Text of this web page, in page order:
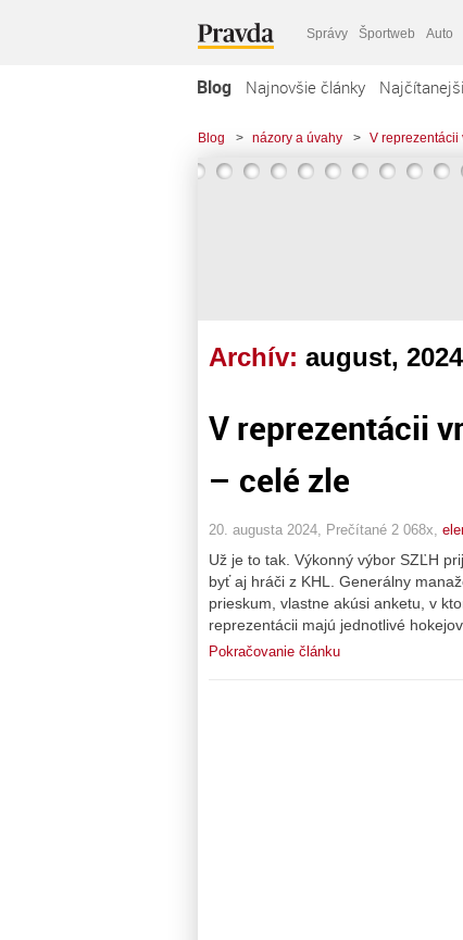
Správy Športweb Auto
Blog Najnovšie články
Blog > názory a úvahy > V reprezentácii
Archív: august, 2024
V reprezentácii
– celé zle
20. augusta 2024, Prečítané 2 068x,
Už je to tak. Výkonný výbor SZĽH
byť aj hráči z KHL. Generálny
prieskum, vlastne akúsi anketu, v
reprezentácii majú jednotlivé
Pokračovanie článku